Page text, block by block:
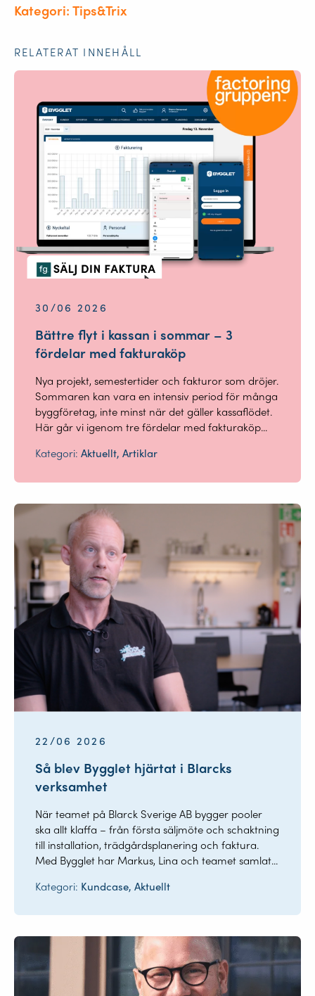
Kategori: Tips&Trix
RELATERAT INNEHÅLL
30/06 2026
Bättre flyt i kassan i sommar – 3
fördelar med fakturaköp
Nya projekt, semestertider och fakturor som dröjer.
Sommaren kan vara en intensiv period för många
byggföretag, inte minst när det gäller kassaflödet.
Här går vi igenom tre fördelar med fakturaköp...
Kategori:Aktuellt, Artiklar
22/06 2026
Så blev Bygglet hjärtat i Blarcks
verksamhet
När teamet på Blarck Sverige AB bygger pooler
ska allt klaffa – från första säljmöte och schaktning
till installation, trädgårdsplanering och faktura.
Med Bygglet har Markus, Lina och teamet samlat...
Kategori: Kundcase, Aktuellt